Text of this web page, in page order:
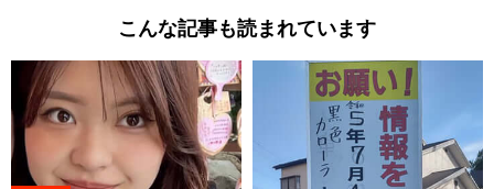
こんな記事も読まれています